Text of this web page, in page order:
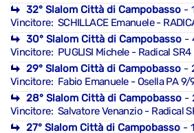
32° Slalom Città di Campobasso -
Vincitore: SCHILLACE Emanuele -
30° Slalom Città di Campobasso -
Vincitore: PUGLISI Michele - Radical SR4
29° Slalom Città di Campobasso -
Vincitore: Fabio Emanuele - Osella PA 9/
28° Slalom Città di Campobasso -
Vincitore: Salvatore Venanzio - Radical
27° Slalom Città di Campobasso -